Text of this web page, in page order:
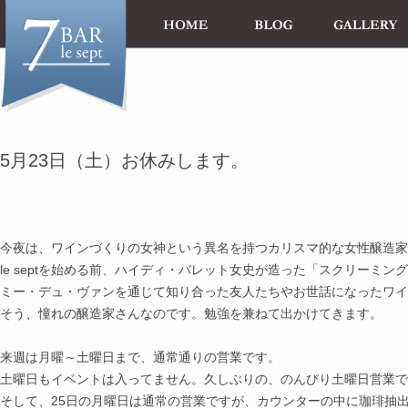
5月23日（土）お休みします。
今夜は、ワインづくりの女神という異名を持つカリスマ的な女性醸造
le septを始める前、ハイディ・バレット女史が造った「 スクリーミン
ミー・デュ・ヴァンを通じて知り合った友人たちやお世話になったワ
そう、憧れの醸造家さんなのです。勉強を兼ねて出かけて きます。
来週は月曜～土曜日まで、通常通りの営業です。
土曜日もイベントは入ってません。久しぶりの、のんびり 土曜日営業
そして、25日の月曜日は通常の営業ですが、カウンターの中に珈琲抽